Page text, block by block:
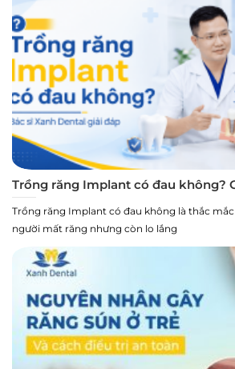
Trồng răng Implant có đau không?
Trồng răng Implant có đau không là thắc
người mất răng nhưng còn lo lắng